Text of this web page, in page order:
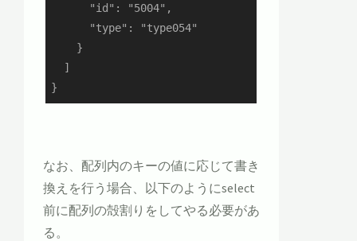
      "id": "5004",
      "type": "type054"
    }
  ]
}
なお、配列内のキーの値に応じて書き
換えを行う場合、以下のようにselect
前に配列の殻割りをしてやる必要があ
る。